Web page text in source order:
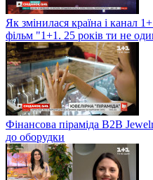
Як змінилася країна і канал
фільм "1+1. 25 років ти не
Фінансова піраміда B2B
до оборудки